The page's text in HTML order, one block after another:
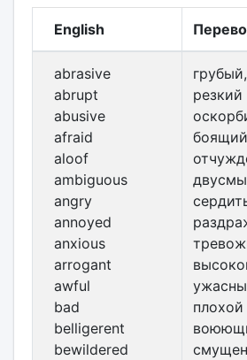
English
abrasive
abrupt
abusive
afraid
aloof
ambiguous
angry
annoyed
anxious
arrogant
awful
bad
belligerent
bewildered
резкий
плохой